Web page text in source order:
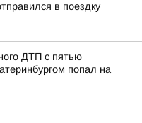
в поездку
ДТП с пятью
попал на